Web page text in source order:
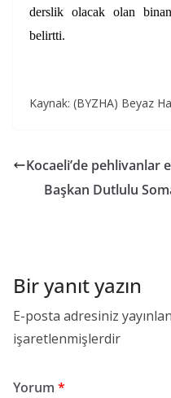
derslik olacak olan
belirtti.
Kaynak: (BYZHA) Beyaz
Kocaeli’de pehlivanlar
Başkan Dutlulu
Bir yanıt yazın
E-posta adresiniz
işaretlenmişlerdir
Yorum *